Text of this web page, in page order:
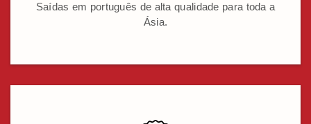
Saídas em português de alta qualidade para toda a
Ásia.